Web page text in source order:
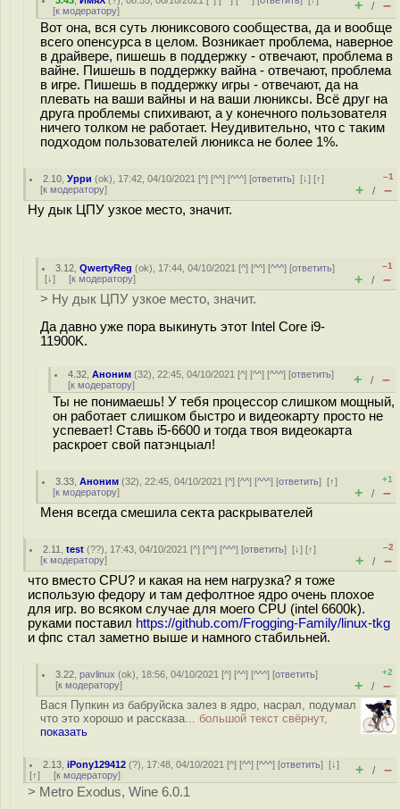
[к модератору] + / –
Вот она, вся суть люниксового сообщества, да и вообще
всего опенсурса в целом. Возникает проблема, наверное
в драйвере, пишешь в поддержку - отвечают, проблема в
вайне. Пишешь в поддержку вайна - отвечают, проблема
в игре. Пишешь в поддержку игры - отвечают, да на
плевать на ваши вайны и на ваши люниксы. Всё друг на
друга проблемы спихивают, а у конечного пользователя
ничего толком не работает. Неудивительно, что с таким
подходом пользователей люникса не более 1%.
2.10 ,Урри (ok), 17:42, 04/10/2021 [^] [^^] [^^^] [ответить][↓] [↑]
[к модератору]
–1
+ / –
Ну дык ЦПУ узкое место, значит.
3.12 ,QwertyReg (ok), 17:44, 04/10/2021 [^] [^^] [^^^] [ответить]
[↓] [к модератору]
–1
+ / –
> Ну дык ЦПУ узкое место, значит.
Да давно уже пора выкинуть этот Intel Core i9-
11900K.
4.32 ,Аноним (32), 22:45, 04/10/2021 [^] [^^] [^^^] [ответить]
[к модератору] + / –
Ты не понимаешь! У тебя процессор слишком мощный,
он работает слишком быстро и видеокарту просто не
успевает! Ставь i5-6600 и тогда твоя видеокарта
раскроет свой патэнцыал!
3.33 ,Аноним (32), 22:45, 04/10/2021 [^] [^^] [^^^] [ответить][↑]
[к модератору]
+1
+ / –
Меня всегда смешила секта раскрывателей
2.11 ,test (??), 17:43, 04/10/2021 [^] [^^] [^^^] [ответить][↓] [↑]
[к модератору]
–2
+ / –
что вместо CPU? и какая на нем нагрузка? я тоже
использую федору и там дефолтное ядро очень плохое
для игр. во всяком случае для моего CPU (intel 6600k).
руками поставил https://github.com/Frogging-Family/linux-tkg
и фпс стал заметно выше и намного стабильней.
3.22 ,pavlinux (ok), 18:56, 04/10/2021 [^] [^^] [^^^] [ответить]
[к модератору]
+2
+ / –
Вася Пупкин из бабруйска залез в ядро, насрал, подумал
что это хорошо и рассказа... большой текст свёрнут,
показать
2.13 ,iPony129412 (?), 17:48, 04/10/2021 [^] [^^] [^^^] [ответить][↓]
[↑] [к модератору] + / –
> Metro Exodus, Wine 6.0.1